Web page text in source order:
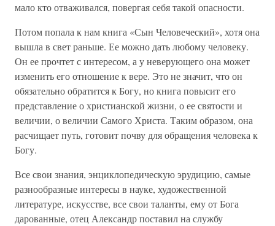
мало кто отваживался, повергая себя такой опасности.
Потом попала к нам книга «Сын Человеческий», хотя она
вышла в свет раньше. Ее можно дать любому человеку.
Он ее прочтет с интересом, а у неверующего она может
изменить его отношение к вере. Это не значит, что он
обязательно обратится к Богу, но книга повысит его
представление о христианской жизни, о ее святости и
величии, о величии Самого Христа. Таким образом, она
расчищает путь, готовит почву для обращения человека к
Богу.
Все свои знания, энциклопедическую эрудицию, самые
разнообразные интересы в науке, художественной
литературе, искусстве, все свои таланты, ему от Бога
дарованные, отец Александр поставил на службу